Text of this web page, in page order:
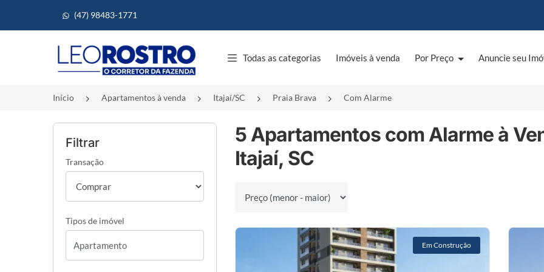
(47) 98483-1771
Página inicial
Todas as categorias Imóveis à venda Por Preço Anuncie seu
Início Apartamentos à venda Itajaí/SC Praia Brava Com Alarme
Filtrar
Transação
Tipos de imóvel
5 Apartamentos com Alarme à
Itajaí, SC
Ordenar por
Em Construção